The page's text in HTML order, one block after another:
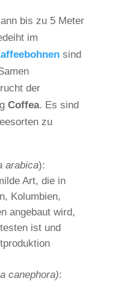
bis zu 5 Meter
im
sind
der
Coffea. Es sind
zu
arabica):
Art, die in
Kolumbien,
angebaut wird,
ist und
canephora):